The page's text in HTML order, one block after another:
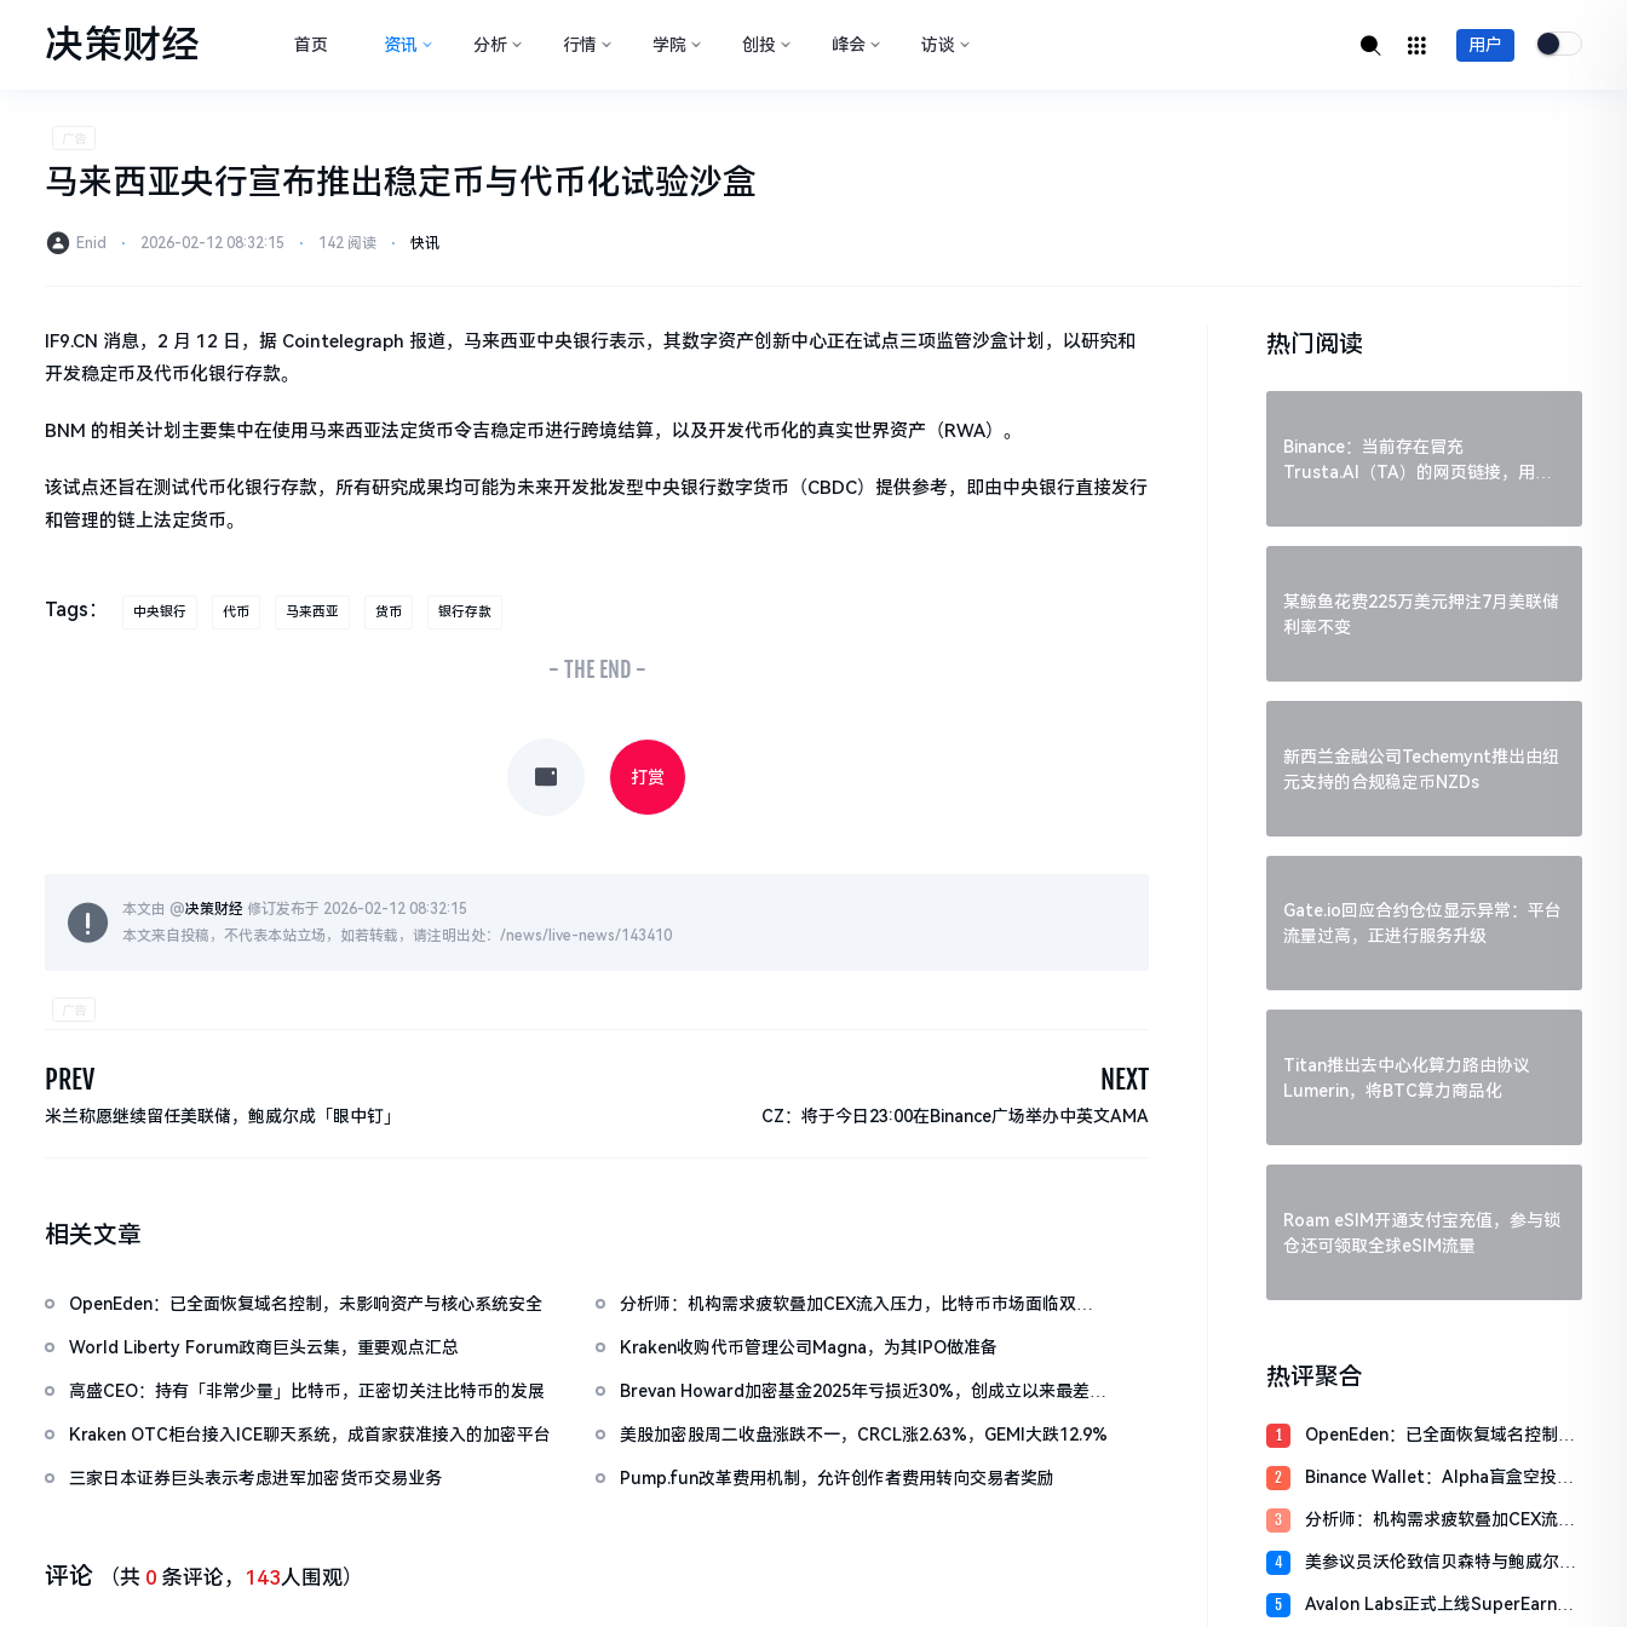
决策财经 首页 资讯 分析 行情 学院 创投 峰会 访谈 用户
马来西亚央行宣布推出稳定币与代币化试验沙盒
Enid ⋅ 2026-02-12 08:32:15 ⋅ 142 阅读 ⋅ 快讯
IF9.CN 消息，2 月 12 日，据 Cointelegraph 报道，马来西亚中央银行表示，其数字资产创新中心正在试点三项监管沙盒计划，以研究和
开发稳定币及代币化银行存款。
BNM 的相关计划主要集中在使用马来西亚法定货币令吉稳定币进行跨境结算，以及开发代币化的真实世界资产（RWA）。
该试点还旨在测试代币化银行存款，所有研究成果均可能为未来开发批发型中央银行数字货币（CBDC）提供参考，即由中央银行直接发行
和管理的链上法定货币。
Tags： 中央银行 代币 马来西亚 货币 银行存款
- THE END -
打赏
本文由 @决策财经 修订发布于 2026-02-12 08:32:15
本文来自投稿，不代表本站立场，如若转载，请注明出处：/news/live-news/143410
PREV
米兰称愿继续留任美联储，鲍威尔成「眼中钉」
NEXT
CZ：将于今日23:00在Binance广场举办中英文AMA
相关文章
OpenEden：已全面恢复域名控制，未影响资产与核心系统安全
分析师：机构需求疲软叠加CEX流入压力，比特币市场面临双重
World Liberty Forum政商巨头云集，重要观点汇总
Kraken收购代币管理公司Magna，为其IPO做准备
高盛CEO：持有「非常少量」比特币，正密切关注比特币的发展
Brevan Howard加密基金2025年亏损近30%，创成立以来最差年
Kraken OTC柜台接入ICE聊天系统，成首家获准接入的加密平台
美股加密股周二收盘涨跌不一，CRCL涨2.63%，GEMI大跌12.9%
三家日本证券巨头表示考虑进军加密货币交易业务 Pump.fun改革费用机制，允许创作者费用转向交易者奖励
评论 （共 0 条评论， 143人围观）
热门阅读
Binance：当前存在冒充
Trusta.AI（TA）的网页链接，用户
某鲸鱼花费225万美元押注7月美联储
利率不变
新西兰金融公司Techemynt推出由纽
元支持的合规稳定币NZDs
Gate.io回应合约仓位显示异常：平台
流量过高，正进行服务升级
Titan推出去中心化算力路由协议
Lumerin，将BTC算力商品化
Roam eSIM开通支付宝充值，参与锁
仓还可领取全球eSIM流量
热评聚合
1
OpenEden：已全面恢复域名控制，
2
Binance Wallet：Alpha盲盒空投将
分
3
分析师：机构需求疲软叠加CEX流入
4
美参议员沃伦致信贝森特与鲍威尔，
行业
5
Avalon Labs正式上线SuperEarn理